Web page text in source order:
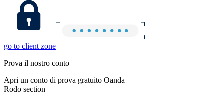
go to client zone
Prova il nostro conto
Apri un conto di prova gratuito Oanda
Rodo section